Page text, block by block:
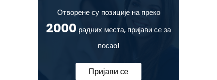
Отворене су позиције на преко
2000 радних места, пријави се за
посао!
Пријави се